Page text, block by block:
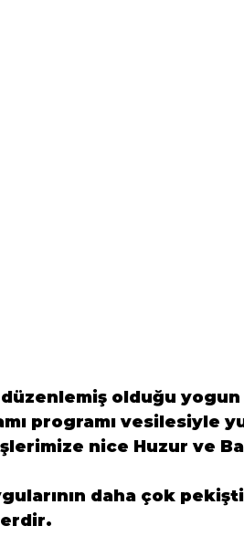
düzenlemiş olduğu
programı vesilesiyle
nice Huzur ve
daha çok